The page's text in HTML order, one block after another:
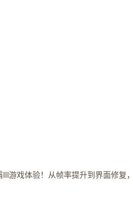
游戏体验！从帧率提升到界面修复